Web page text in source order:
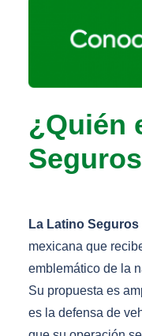
¿Quién
La Latino Seguros
mexicana que
emblemático de la
Su propuesta es
es la defensa de